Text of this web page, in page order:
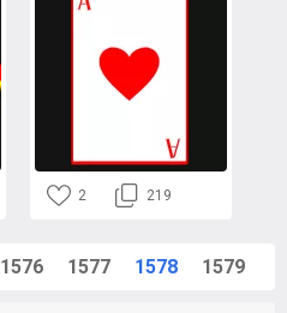
2 219
1576 1577 1578 1579